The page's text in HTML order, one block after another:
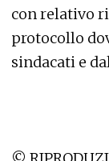
con relativo
protocollo
sindacati e